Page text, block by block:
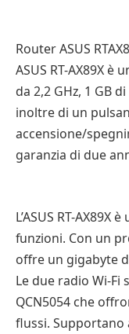
Router ASUS
ASUS RT-AX89X
da 2,2 GHz, 1 GB
inoltre di un
accensione/
garanzia di due
L’ASUS RT-
funzioni. Con un
offre un gigabyte
Le due radio Wi-
QCN5054 che
flussi. Supportano